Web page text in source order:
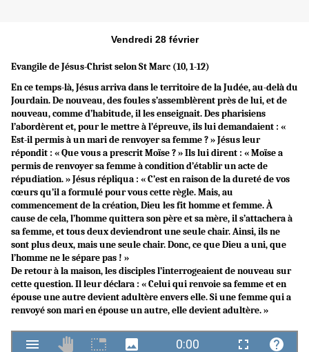
Vendredi 28 février
Evangile de Jésus-Christ selon StMarc (10, 1-12)
En ce temps-là, Jésus arriva dans le territoire de la Judée, au-delà du
Jourdain. De nouveau, des foules s’assemblèrent près de lui, et de
nouveau, comme d’habitude, il les enseignait. Des pharisiens
l’abordèrent et, pour le mettre à l’épreuve, ils lui demandaient : «
Est-il permis à un mari de renvoyer sa femme ? » Jésus leur
répondit : « Que vous a prescrit Moïse ? » Ils lui dirent : « Moïse a
permis de renvoyer sa femme à condition d’établir un acte de
répudiation. » Jésus répliqua : « C’est en raison de la dureté de vos
cœurs qu’il a formulé pour vous cette règle. Mais, au
commencement de la création, Dieu les fit homme et femme. À
cause de cela, l’homme quittera son père et sa mère, il s’attachera à
sa femme, et tous deux deviendront une seule chair. Ainsi, ils ne
sont plus deux, mais une seule chair. Donc, ce que Dieu a uni, que
l’homme ne le sépare pas ! »
De retour à la maison, les disciples l’interrogeaient de nouveau sur
cette question. Il leur déclara : « Celui qui renvoie sa femme et en
épouse une autre devient adultère envers elle. Si une femme qui a
renvoyé son mari en épouse un autre, elle devient adultère. »